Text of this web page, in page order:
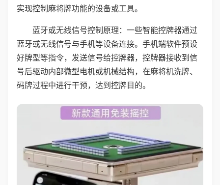
实现控制麻将牌功能的设备或工具。
蓝牙或无线信号控制原理：一些智能控牌器通过
蓝牙或无线信号与手机等设备连接。手机端软件预设
好牌型等指令，发送信号给控牌器，控牌器接收到信
号后驱动内部微型电机或机械结构，在麻将机洗牌、
码牌过程中进行干预，达到控牌目的。